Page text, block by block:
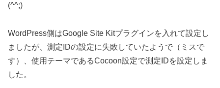
(^^;)
WordPress側はGoogle Site Kitプラグインを入れて設定し
ましたが、測定IDの設定に失敗していたようで（ミスで
す）、使用テーマであるCocoon設定で測定IDを設定しま
した。